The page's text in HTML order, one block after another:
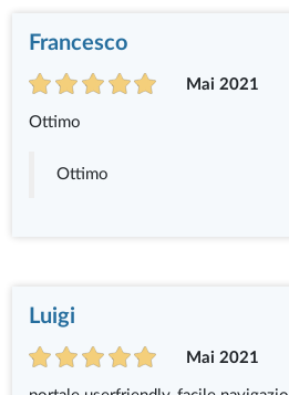
Francesco
Mai 2021
Ottimo
Ottimo
Luigi
Mai 2021